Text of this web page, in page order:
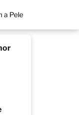
a Pele